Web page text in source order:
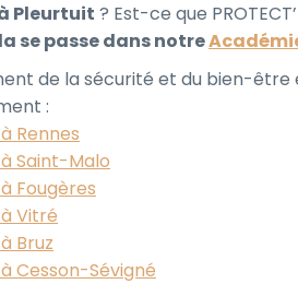
Pleurtuit ? Est-ce que
se passe dans notre
de la sécurité et du bien-être
:
Rennes
Saint-Malo
Fougères
Vitré
Bruz
Cesson-Sévigné